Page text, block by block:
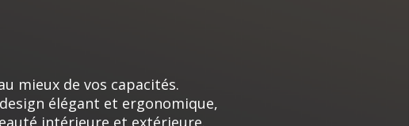
mieux de vos capacités.
élégant et ergonomique,